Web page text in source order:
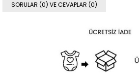
SORULAR (0) VE CEVAPLAR (0)